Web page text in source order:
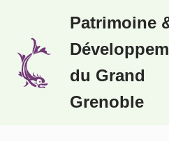
au
contenu
Patrimoine
du Grand
Grenoble